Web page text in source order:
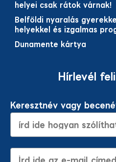
helyei csak rátok várnak!
Belföldi nyaralás
helyekkel és izgalmas
Dunamente kártya
Hírlevél
Keresztnév vagy
E-mail cím